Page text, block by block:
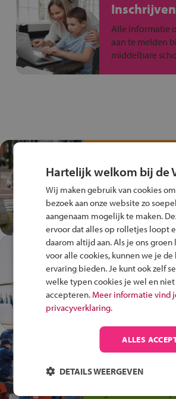
Alle informatie
aan te melden
middelbare
Fiets Veilig
Verkeersspel!
Speel het Fiets Veilig
en win een Cortina-
In de winkel
plek!
Ontdek via het
op de winkelvloer,
anders is!
Jouw talent
Hartelijk welkom bij de
Wij maken gebruik van cookies
bezoek aan onze website zo
aangenaam mogelijk te maken.
ervoor dat alles op rolletjes loopt
daarom altijd aan. Als je ons
voor alle cookies, kunnen we je de
ervaring bieden. Je kunt ook zelf
welke typen cookies je wel en
accepteren. Meer informatie vind
privacyverklaring.
ALLES
DETAILS WEERGEVEN